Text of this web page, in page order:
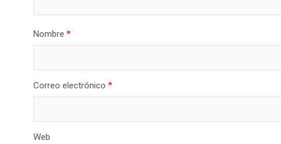
Nombre *
Correo electrónico *
Web